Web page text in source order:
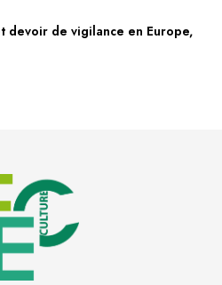
devoir de vigilance en Europe,